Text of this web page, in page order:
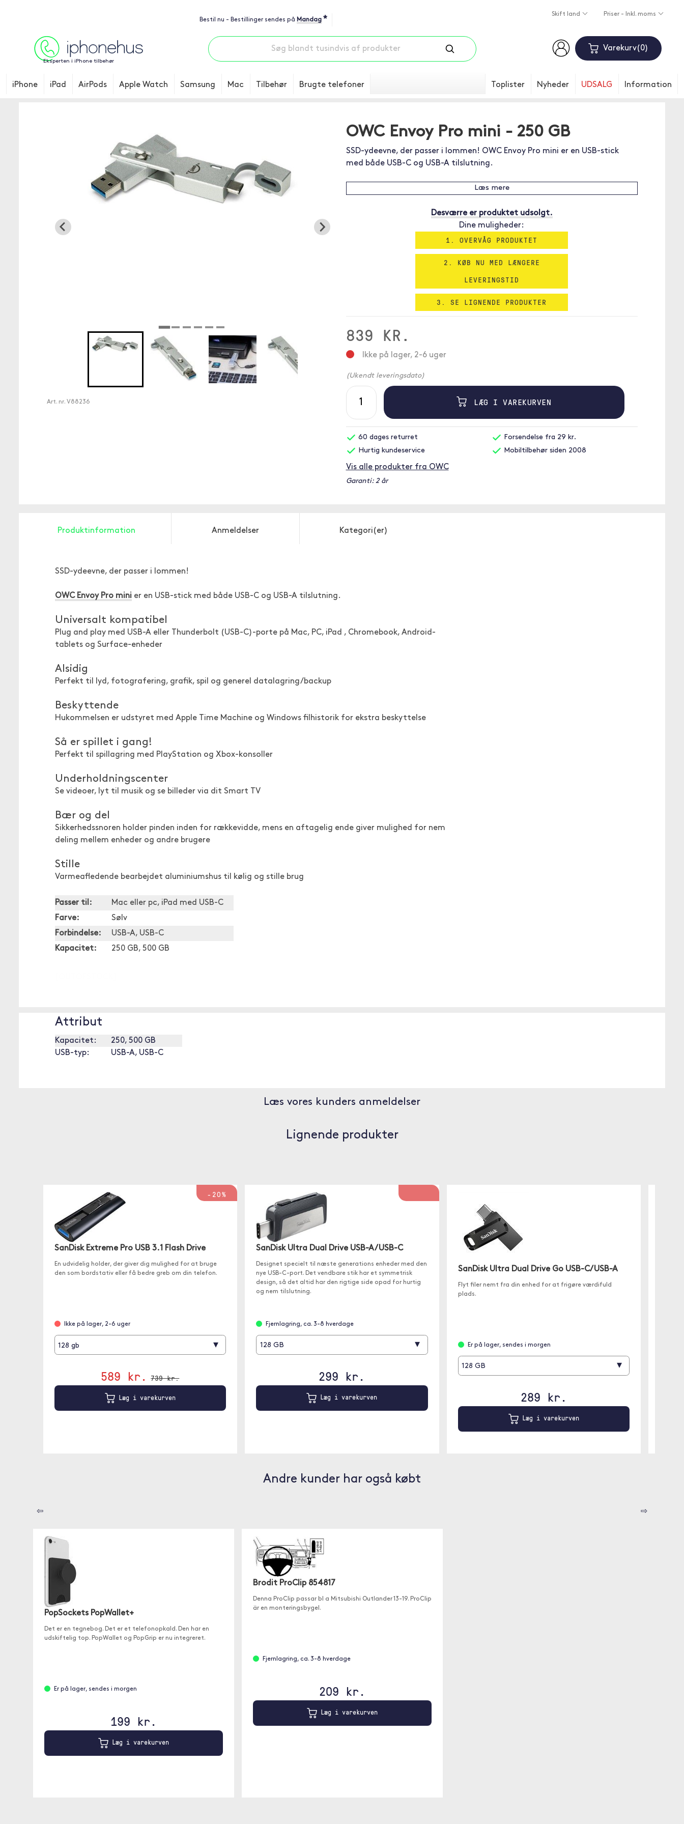
Bestil nu - Bestillinger sendes på Mandag *
Skift land Priser - Inkl. moms
Eksperten i iPhone tilbehør
Varekurv 0
iPhone iPad AirPods Apple Watch Samsung Mac Tilbehør Brugte telefoner Toplister Nyheder UDSALG Information
Art. nr. V88236
OWC Envoy Pro mini - 250 GB
SSD-ydeevne, der passer i lommen! OWC Envoy Pro mini er en USB-stick
med både USB-C og USB-A tilslutning.
Læs mere
Desværre er produktet udsolgt.
Dine muligheder:
1. OVERVÅG PRODUKTET
2. KØB NU MED LÆNGERE
LEVERINGSTID
3. SE LIGNENDE PRODUKTER
839 KR.
Ikke på lager, 2-6 uger
(Ukendt leveringsdato)
LÆG I VAREKURVEN
60 dages returret
Forsendelse fra 29 kr.
Hurtig kundeservice
Mobiltilbehør siden 2008
Vis alle produkter fra OWC
Garanti: 2 år
Produktinformation Anmeldelser Kategori(er)
SSD-ydeevne, der passer i lommen!
OWC Envoy Pro mini er en USB-stick med både USB-C og USB-A tilslutning.
Universalt kompatibel
Plug and play med USB-A eller Thunderbolt (USB-C)-porte på Mac, PC, iPad , Chromebook, Android-
tablets og Surface-enheder
Alsidig
Perfekt til lyd, fotografering, grafik, spil og generel datalagring/backup
Beskyttende
Hukommelsen er udstyret med Apple Time Machine og Windows filhistorik for ekstra beskyttelse
Så er spillet i gang!
Perfekt til spillagring med PlayStation og Xbox-konsoller
Underholdningscenter
Se videoer, lyt til musik og se billeder via dit Smart TV
Bær og del
Sikkerhedssnoren holder pinden inden for rækkevidde, mens en aftagelig ende giver mulighed for nem
deling mellem enheder og andre brugere
Stille
Varmeafledende bearbejdet aluminiumshus til kølig og stille brug
Passer til:
Mac eller pc, iPad med USB-C
Farve:
Sølv
Forbindelse:
USB-A, USB-C
Kapacitet:
250 GB, 500 GB
Attribut
Kapacitet:
250, 500 GB
USB-typ:
USB-A, USB-C
Læs vores kunders anmeldelser
Lignende produkter
-20%
SanDisk Extreme Pro USB 3.1 Flash Drive
En udvidelig holder, der giver dig mulighed for at bruge
den som bordstativ eller få bedre greb om din telefon.
Ikke på lager, 2-6 uger
128 gb ▾
589 kr. 739 kr.
Læg i varekurven
SanDisk Ultra Dual Drive USB-A/USB-C
Designet specielt til næste generations enheder med den
nye USB-C-port. Det vendbare stik har et symmetrisk
design, så det altid har den rigtige side opad for hurtig
og nem tilslutning.
Fjernlagring, ca. 3-8 hverdage
128 GB ▾
299 kr.
Læg i varekurven
SanDisk Ultra Dual Drive Go USB-C/USB-A
Flyt filer nemt fra din enhed for at frigøre værdifuld
plads.
Er på lager, sendes i morgen
128 GB ▾
289 kr.
Læg i varekurven
Andre kunder har også købt
⇦ ⇨
PopSockets PopWallet+
Det er en tegnebog. Det er et telefonopkald. Den har en
udskiftelig top. PopWallet og PopGrip er nu integreret.
Er på lager, sendes i morgen
199 kr.
Læg i varekurven
Brodit ProClip 854817
Denna ProClip passar bl a Mitsubishi Outlander 13-19. ProClip
är en monteringsbygel.
Fjernlagring, ca. 3-8 hverdage
209 kr.
Læg i varekurven